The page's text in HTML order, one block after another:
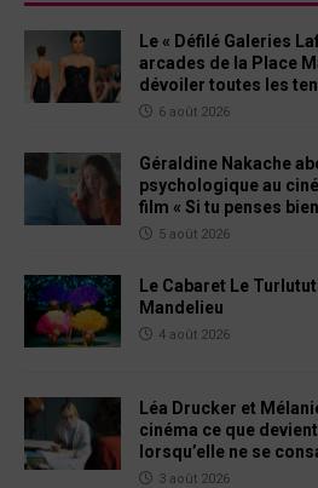
Le « Défilé Galeries
arcades de la Place
dévoiler toutes les
6 août 2026
Géraldine Nakache
psychologique au
film « Si tu penses
5 août 2026
Le Cabaret Le
Mandelieu
4 août 2026
Léa Drucker et
cinéma ce que
lorsqu’elle ne se
3 août 2026